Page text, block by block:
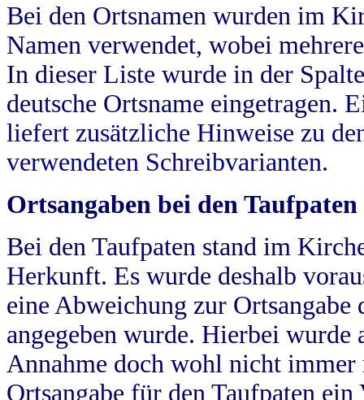
Bei den Ortsnamen wurden im
Namen verwendet, wobei
In dieser Liste wurde in der
deutsche Ortsname eingetragen.
liefert zusätzliche Hinweise zu
verwendeten Schreibvarianten.
Ortsangaben bei den Taufpaten
Bei den Taufpaten stand im
Herkunft. Es wurde deshalb
eine Abweichung zur
angegeben wurde. Hierbei wurde
Annahme doch wohl nicht
Ortsangabe für den Taufpaten